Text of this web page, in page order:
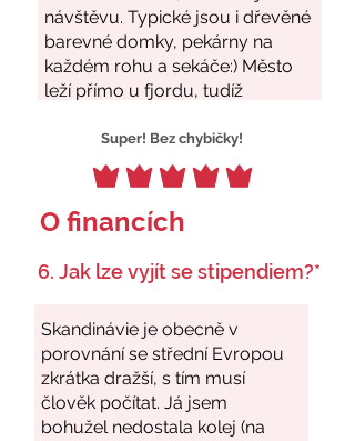
Super! Bez chybičky!
O financích
6. Jak lze vyjít se stipendiem?*